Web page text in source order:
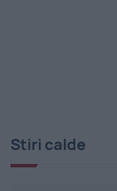
Stiri calde